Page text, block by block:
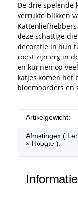
De drie spelende
verrukte blikken
deze schattige
decoratie in hun
roest zijn erg in
en kunnen op
katjes komen het
bloemborders en
Artikelgewicht:
Afmetingen (
× Hoogte ):